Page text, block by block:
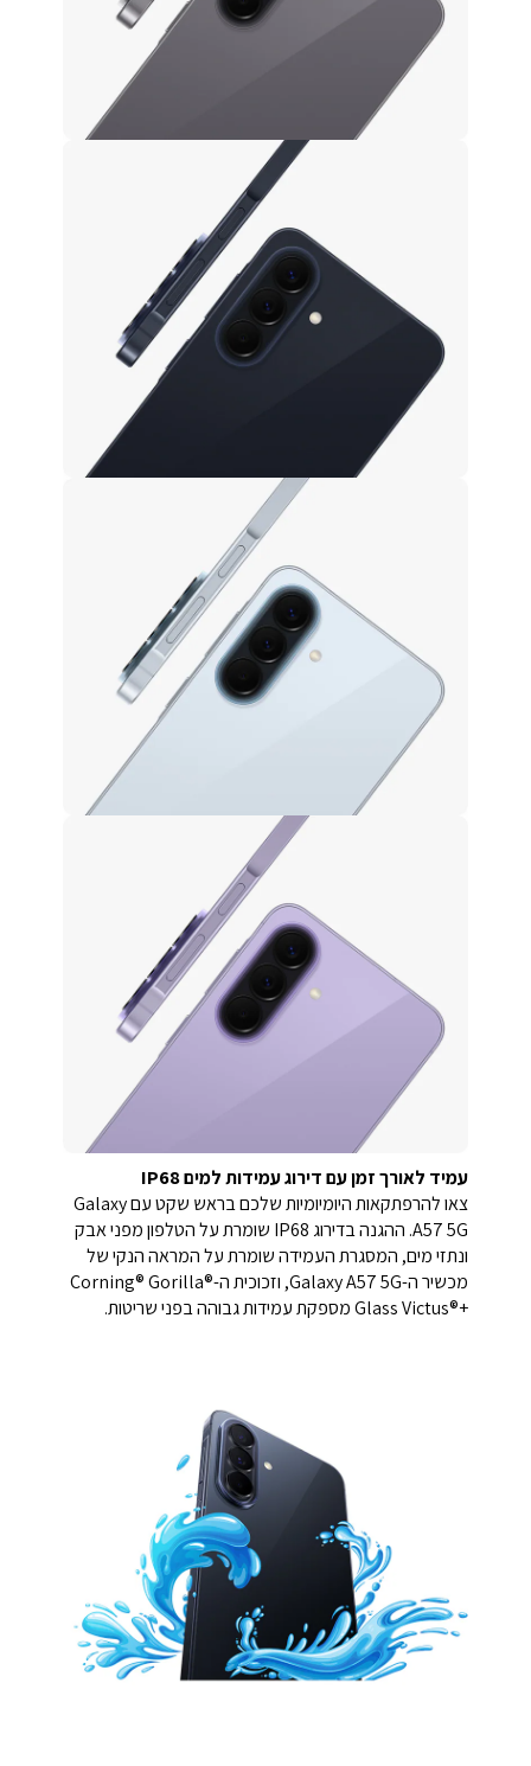
עמיד לאורך זמן עם דירוג עמידות למים IP68
צאו להרפתקאות היומיומיות שלכם בראש שקט עם Galaxy
A57 5G. ההגנה בדירוג IP68 שומרת על הטלפון מפני אבק
ונתזי מים, המסגרת העמידה שומרת על המראה הנקי של
מכשיר ה-Galaxy A57 5G, וזכוכית ה-Corning® Gorilla®
Glass Victus®+‎ מספקת עמידות גבוהה בפני שריטות.